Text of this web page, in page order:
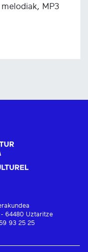
MP3
- 64480 Uztaritze
93 25 25